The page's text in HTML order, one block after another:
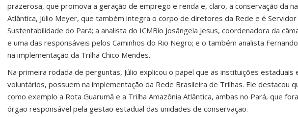
prazerosa, que promova a geração de emprego e renda e, claro, a conservação da
Atlântica, Júlio Meyer, que também integra o corpo de diretores da Rede e é
Sustentabilidade do Pará; a analista do ICMBio Josângela Jesus, coordenadora da
e uma das responsáveis pelos Caminhos do Rio Negro; e o também analista
na implementação da Trilha Chico Mendes.
Na primeira rodada de perguntas, Júlio explicou o papel que as instituições
voluntários, possuem na implementação da Rede Brasileira de Trilhas. Ele destacou
como exemplo a Rota Guarumã e a Trilha Amazônia Atlântica, ambas no Pará, que
órgão responsável pela gestão estadual das unidades de conservação.